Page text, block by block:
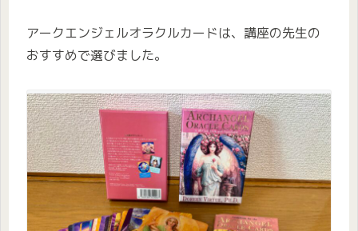
アークエンジェルオラクルカードは、講座の先生の
おすすめで選びました。